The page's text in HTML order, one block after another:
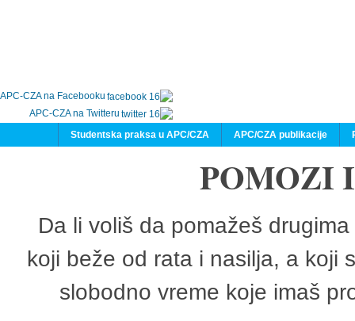
APC-CZA na Facebooku
APC-CZA na Twitteru
APC/CZA publikacije
Studentska praksa u APC/CZA
POMOZI
Da li voliš da pomažeš
koji beže od rata i nasilja, a koji
slobodno vreme koje imaš